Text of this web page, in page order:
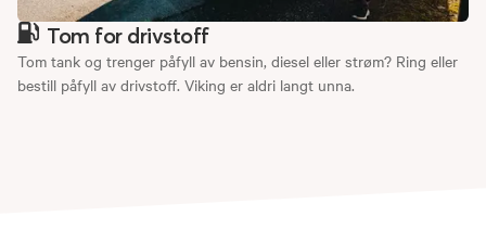
Tom for drivstoff
Tom tank og trenger påfyll av bensin, diesel eller strøm? Ring eller
bestill påfyll av drivstoff. Viking er aldri langt unna.